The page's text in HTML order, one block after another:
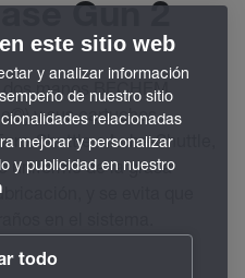
Gun 2
dos manos BECHEM
y sus cartuchos
Shuttle o Lube-Shuttle,
uniforme de la grasa
y se evita que
este sitio web
y analizar información
de nuestro sitio
relacionadas
mejorar y personalizar
y publicidad en nuestro
todo